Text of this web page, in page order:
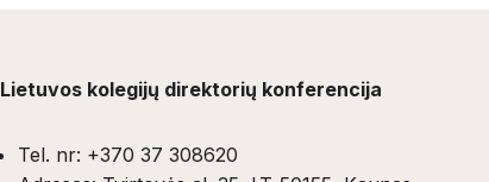
Lietuvos kolegijų direktorių konferencija
Tel. nr: +370 37 308620